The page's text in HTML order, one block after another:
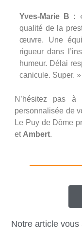
Yves-Marie B :
qualité de la
œuvre. Une
rigueur dans
humeur. Délai
canicule. Super. »
N’hésitez pas
personnalisée de
Le Puy de Dôme
et Ambert.
Notre article